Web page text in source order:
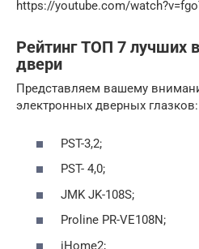
https://youtube.com/
Рейтинг ТОП 7 лучших
двери
Представляем вашему
электронных дверных глазков:
PST-3,2;
PST- 4,0;
JMK JK-108S;
Proline PR-VE108N;
iHome2;